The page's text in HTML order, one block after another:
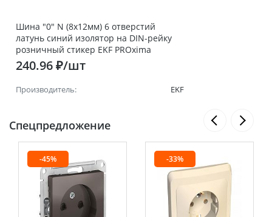
Шина "0" N (8х12мм) 6 отверстий
латунь синий изолятор на DIN-рейку
розничный стикер EKF PROxima
240.96 ₽/шт
Производитель: EKF
Спецпредложение
-45% -33%